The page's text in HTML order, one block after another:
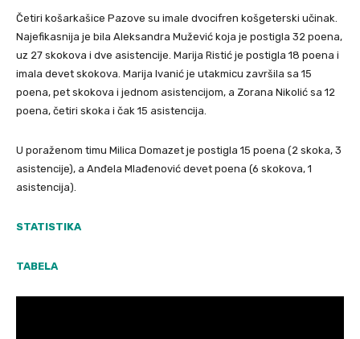
Četiri košarkašice Pazove su imale dvocifren košgeterski učinak.
Najefikasnija je bila Aleksandra Mužević koja je postigla 32 poena,
uz 27 skokova i dve asistencije. Marija Ristić je postigla 18 poena i
imala devet skokova. Marija Ivanić je utakmicu završila sa 15
poena, pet skokova i jednom asistencijom, a Zorana Nikolić sa 12
poena, četiri skoka i čak 15 asistencija.
U poraženom timu Milica Domazet je postigla 15 poena (2 skoka, 3
asistencije), a Anđela Mlađenović devet poena (6 skokova, 1
asistencija).
STATISTIKA
TABELA